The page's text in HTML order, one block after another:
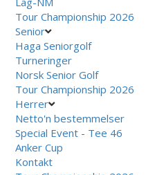
Tour Championship 2026
Senior
Haga Seniorgolf
Turneringer
Norsk Senior Golf
Tour Championship 2026
Herrer
Netto'n bestemmelser
Special Event - Tee 46
Anker Cup
Kontakt